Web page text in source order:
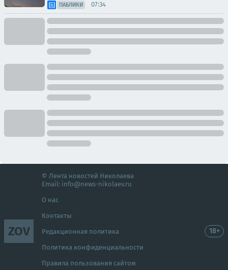
ПАБЛИКИ 07:34
ZOV
© Лента новостей Николаева
Email: info@news-nikolaev.ru
О нас
Контакты
Редакционная политика
Политика конфиденциальности
Правила пользования сайтом
18+